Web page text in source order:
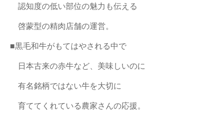
認知度の低い部位の魅力も伝える
啓蒙型の精肉店舗の運営。
■黒毛和牛がもてはやされる中で
日本古来の赤牛など、美味しいのに
有名銘柄ではない牛を大切に
育ててくれている農家さんの応援。